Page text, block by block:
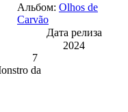
Альбом: Olhos de
Carvão
Дата релиза
2024
7
da